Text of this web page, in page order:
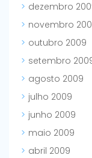
dezembro
novembro
outubro 2009
setembro
agosto 2009
julho 2009
junho 2009
maio 2009
abril 2009